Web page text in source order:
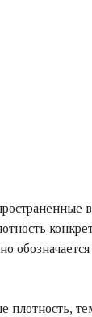
плотность,